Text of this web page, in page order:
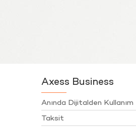
Axess Business
Anında Dijitalden Kullanım
Taksit